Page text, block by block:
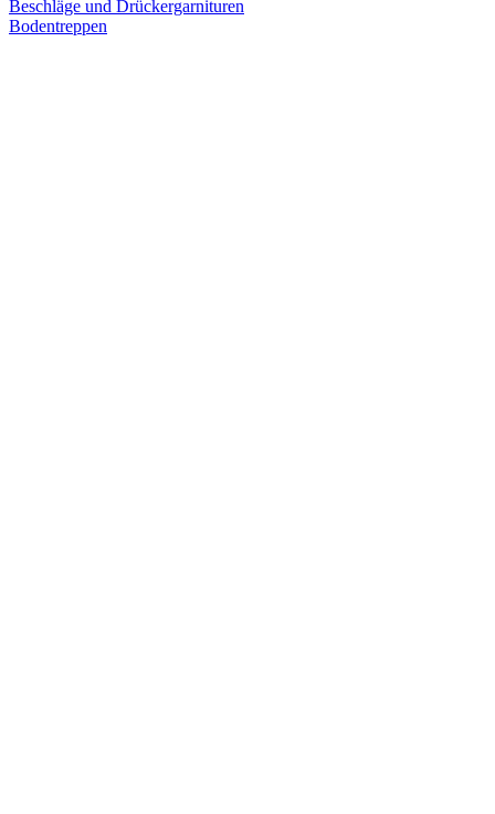
Beschläge und Drückergarnituren
Bodentreppen